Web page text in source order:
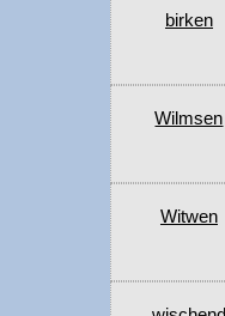
birken
Wilmsen
Witwen